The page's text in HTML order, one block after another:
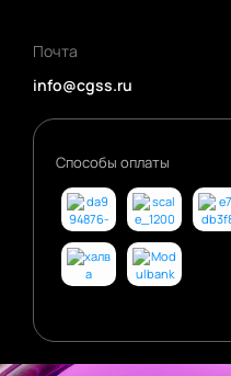
Почта
info@cgss.ru
Способы оплаты